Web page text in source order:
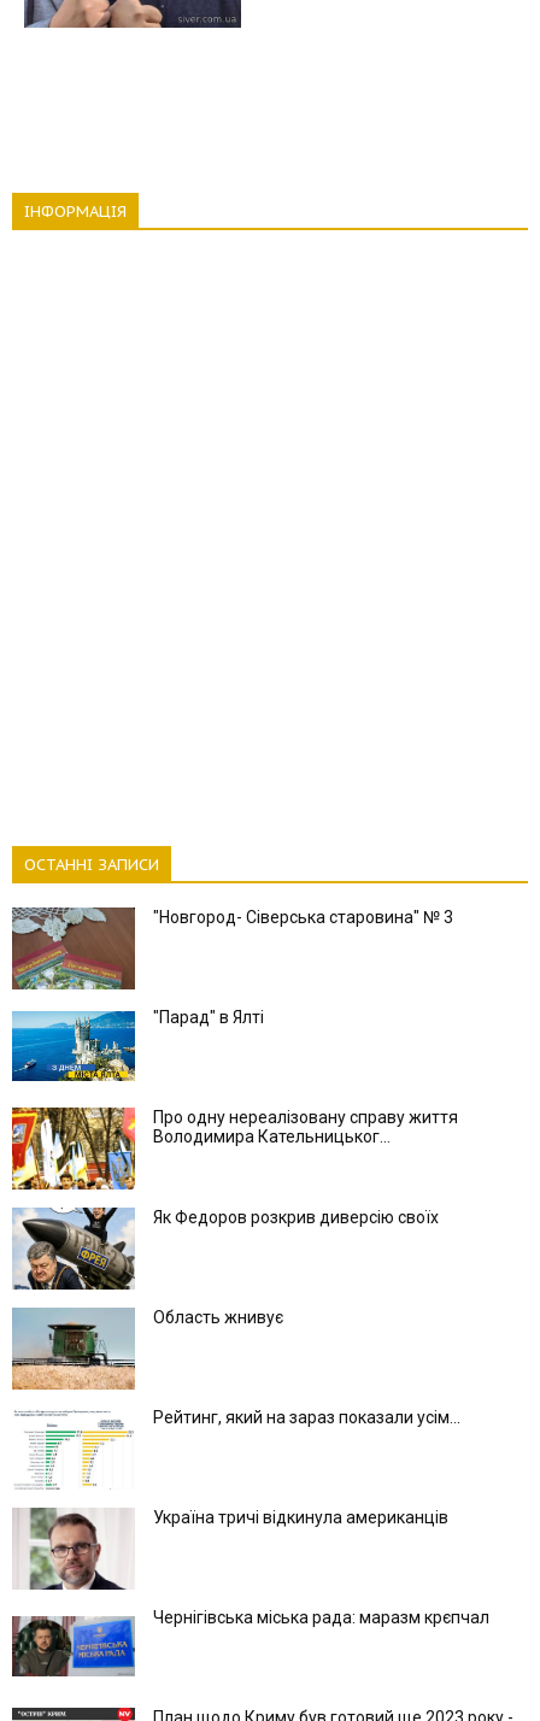
ІНФОРМАЦІЯ
ОСТАННІ ЗАПИСИ
"Новгород- Сіверська старовина" № 3
"Парад" в Ялті
Про одну нереалізовану справу життя
Володимира Кательницьког...
Як Федоров розкрив диверсію своїх
Область жнивує
Рейтинг, який на зараз показали усім...
Україна тричі відкинула американців
Чернігівська міська рада: маразм крєпчал